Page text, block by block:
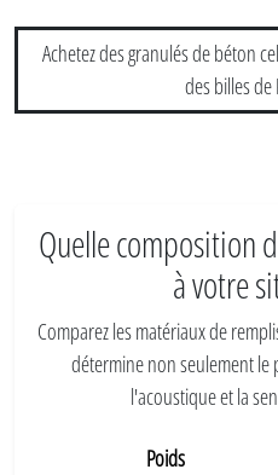
Achetez des granulés de béton
des billes de
Quelle composition
à votre
Comparez les matériaux de
détermine non seulement le
l'acoustique et la
Poids